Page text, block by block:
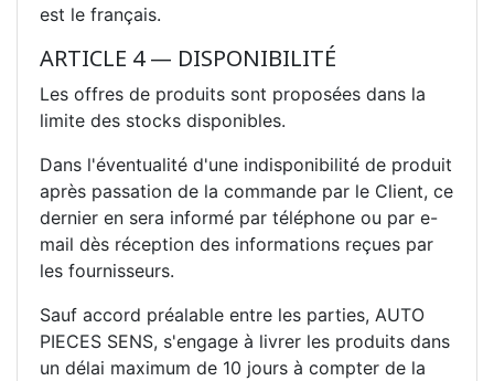
est le français.
ARTICLE 4 — DISPONIBILITÉ
Les offres de produits sont proposées dans la
limite des stocks disponibles.
Dans l'éventualité d'une indisponibilité de produit
après passation de la commande par le Client, ce
dernier en sera informé par téléphone ou par e-
mail dès réception des informations reçues par
les fournisseurs.
Sauf accord préalable entre les parties, AUTO
PIECES SENS, s'engage à livrer les produits dans
un délai maximum de 10 jours à compter de la